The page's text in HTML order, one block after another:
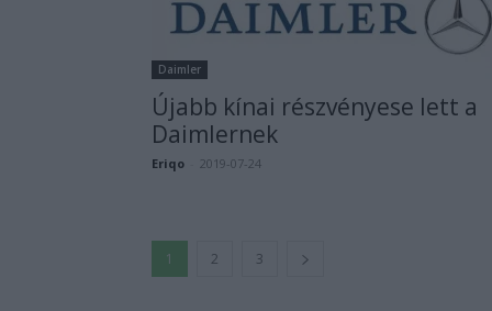
Daimler
Újabb kínai részvényese lett a
Daimlernek
Eriqo 2019-07-24
1 2 3